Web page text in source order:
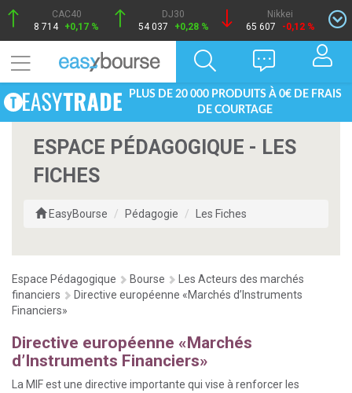
CAC40
8 714 +0,17 %
DJ30
54 037
+0,28 %
Nikkei
65 607
-0,12 %
PLUS DE 20 000 PRODUITS À 0€ DE FRAIS
DE COURTAGE
ESPACE PÉDAGOGIQUE - LES
FICHES
EasyBourse Pédagogie Les Fiches
Espace Pédagogique Bourse
Les Acteurs des marchés
financiers
Directive européenne «Marchés d’Instruments
Financiers»
Directive européenne «Marchés
d’Instruments Financiers»
La MIF est une directive importante qui vise à renforcer les